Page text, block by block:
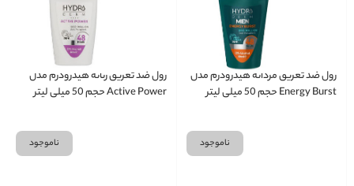
رول ضد تعریق مردانه هیدرودرم مدل
Energy Burst حجم 50 میلی لیتر
ناموجود
رول ضد تعریق زنانه هیدرودرم مدل
Active Power حجم 50 میلی لیتر
ناموجود